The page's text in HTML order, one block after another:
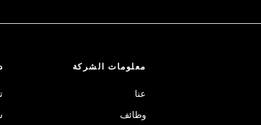
معلومات الشركة
عنا
وظائف